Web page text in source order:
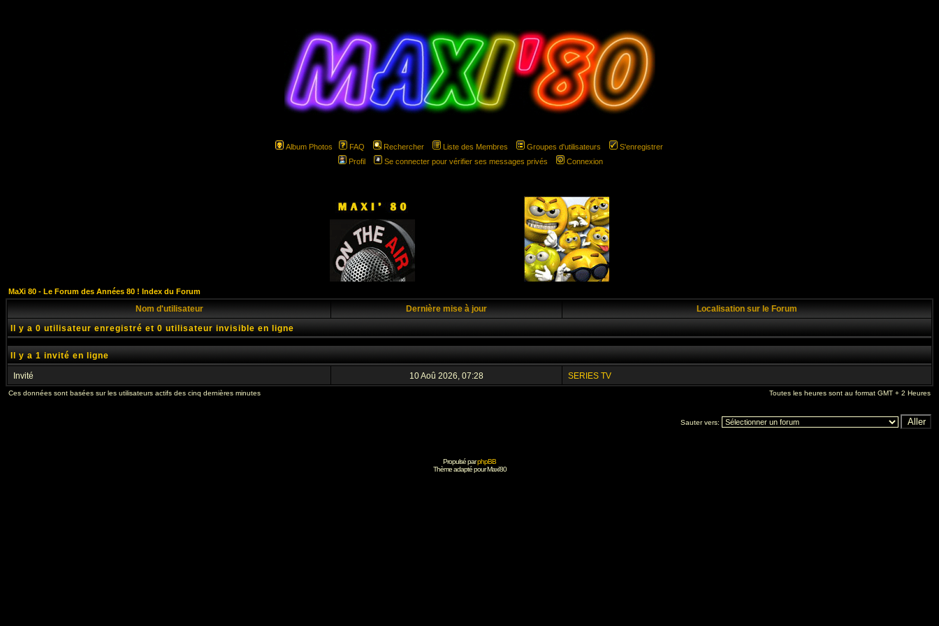
Album Photos FAQ Rechercher Liste des Membres Groupes d'utilisateurs
S'enregistrer
Profil
Se connecter pour vérifier ses messages privés Connexion
MaXi 80 - Le Forum des Années 80 ! Index du Forum
Nom d'utilisateur Dernière mise à jour
Localisation sur le Forum
Il y a 0 utilisateur enregistré et 0 utilisateur invisible en ligne
Il y a 1 invité en ligne
Invité 10 Aoû 2026, 07:28 SERIES TV
Ces données sont basées sur les utilisateurs actifs des cinq dernières minutes Toutes les heures sont au format GMT + 2 Heures
Sauter vers:
Propulsé parphpBB
Thème adapté pourMaxi'80